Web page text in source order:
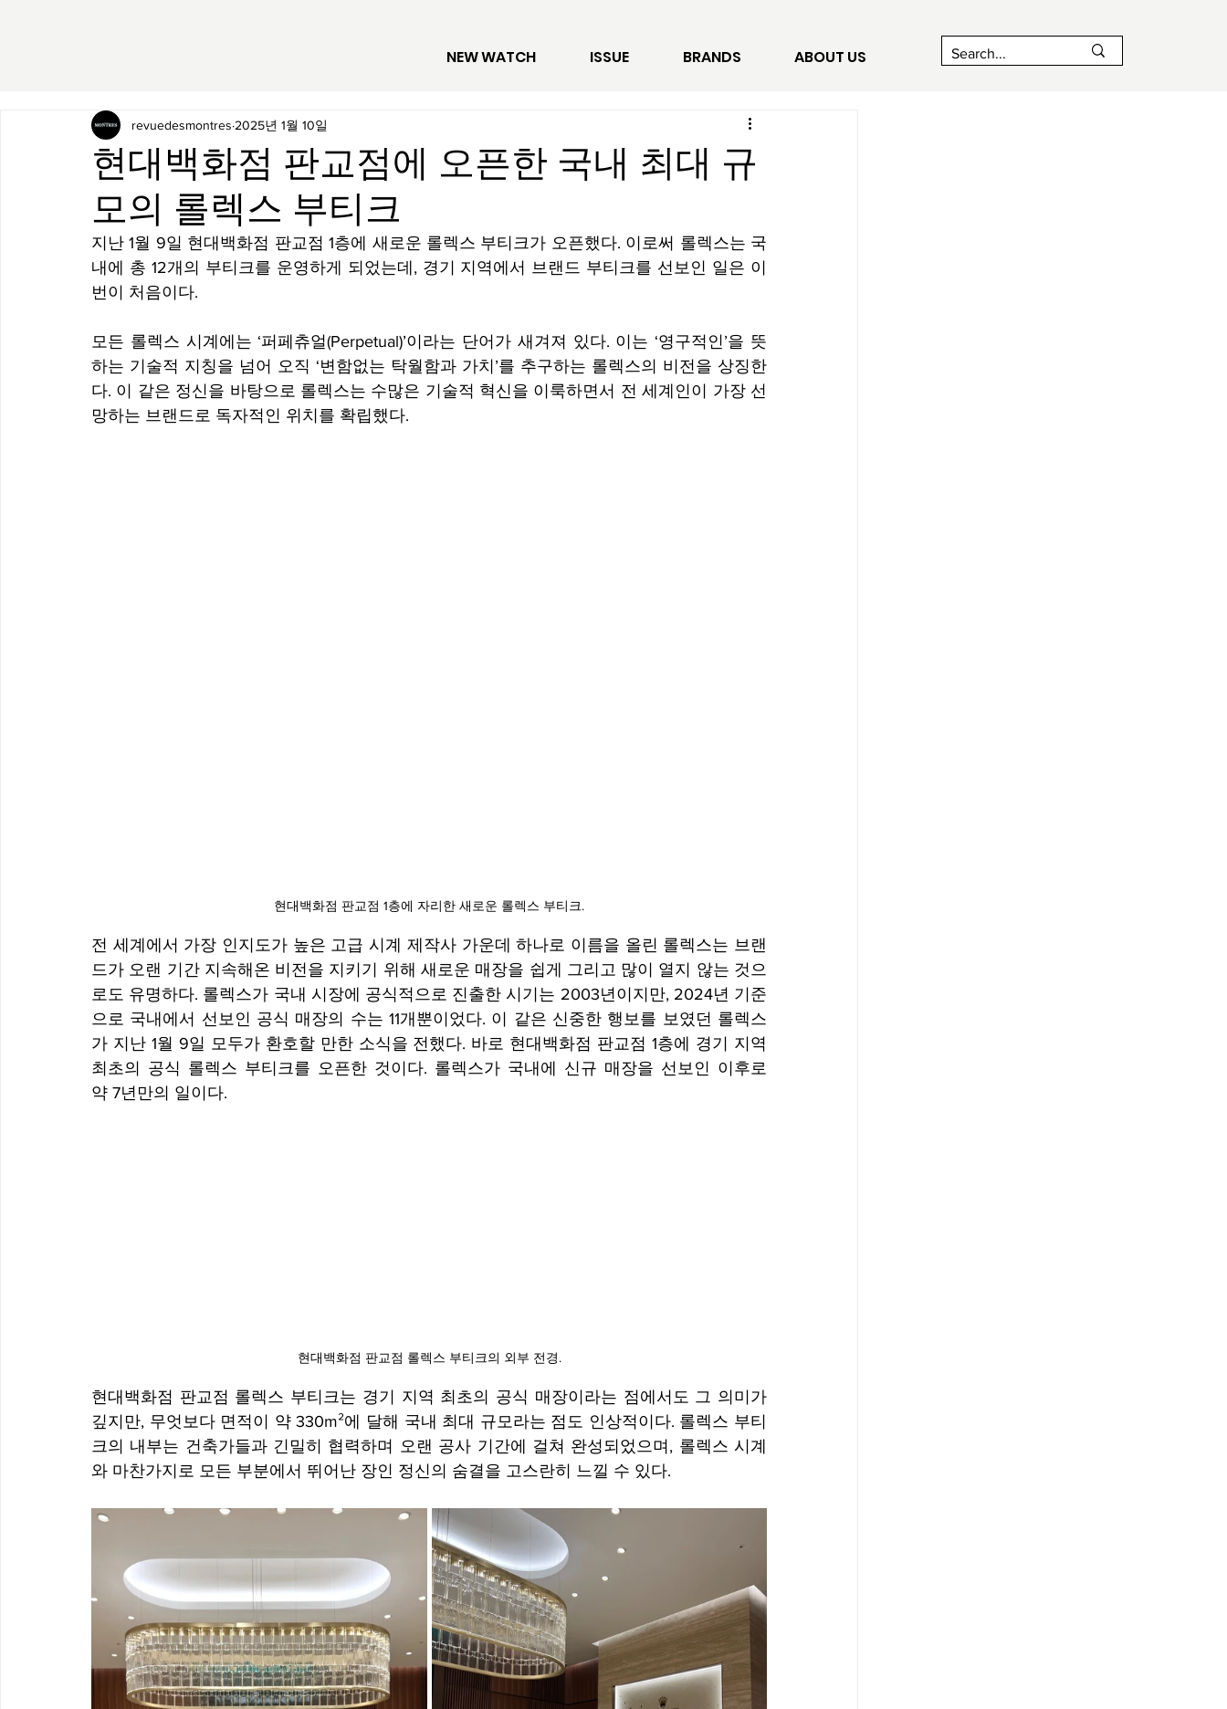
NEW WATCH ISSUE BRANDS ABOUT US
현대백화점 판교점에 오픈한 국내 최대 규
모의 롤렉스 부티크
revuedesmontres 2025년 1월 10일
지난 1월 9일 현대백화점 판교점 1층에 새로운 롤렉스 부티크가 오픈했다. 이로써 롤렉스는 국
내에 총 12개의 부티크를 운영하게 되었는데, 경기 지역에서 브랜드 부티크를 선보인 일은 이
번이 처음이다.
모든 롤렉스 시계에는 ‘퍼페츄얼(Perpetual)’이라는 단어가 새겨져 있다. 이는 ‘영구적인’을 뜻
하는 기술적 지칭을 넘어 오직 ‘변함없는 탁월함과 가치’를 추구하는 롤렉스의 비전을 상징한
다. 이 같은 정신을 바탕으로 롤렉스는 수많은 기술적 혁신을 이룩하면서 전 세계인이 가장 선
망하는 브랜드로 독자적인 위치를 확립했다.
현대백화점 판교점 1층에 자리한 새로운 롤렉스 부티크.
전 세계에서 가장 인지도가 높은 고급 시계 제작사 가운데 하나로 이름을 올린 롤렉스는 브랜
드가 오랜 기간 지속해온 비전을 지키기 위해 새로운 매장을 쉽게 그리고 많이 열지 않는 것으
로도 유명하다. 롤렉스가 국내 시장에 공식적으로 진출한 시기는 2003년이지만, 2024년 기준
으로 국내에서 선보인 공식 매장의 수는 11개뿐이었다. 이 같은 신중한 행보를 보였던 롤렉스
가 지난 1월 9일 모두가 환호할 만한 소식을 전했다. 바로 현대백화점 판교점 1층에 경기 지역
최초의 공식 롤렉스 부티크를 오픈한 것이다. 롤렉스가 국내에 신규 매장을 선보인 이후로
약 7년만의 일이다.
현대백화점 판교점 롤렉스 부티크의 외부 전경.
현대백화점 판교점 롤렉스 부티크는 경기 지역 최초의 공식 매장이라는 점에서도 그 의미가
깊지만, 무엇보다 면적이 약 330m²에 달해 국내 최대 규모라는 점도 인상적이다. 롤렉스 부티
크의 내부는 건축가들과 긴밀히 협력하며 오랜 공사 기간에 걸쳐 완성되었으며, 롤렉스 시계
와 마찬가지로 모든 부분에서 뛰어난 장인 정신의 숨결을 고스란히 느낄 수 있다.